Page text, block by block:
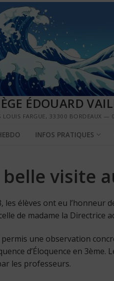
ÉDOUARD
LOUIS FARGUE, 33300 BORDEAUX
INFOS PRATIQUES
visite
les élèves ont eu l’honneur
de madame la Directrice
une observation
d’Éloquence en
les professeurs.